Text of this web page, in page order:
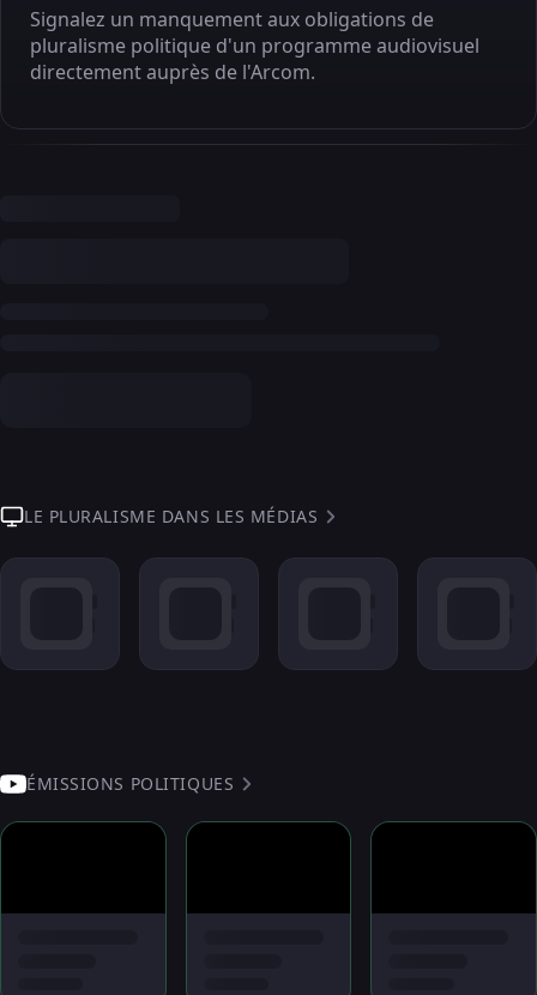
Signalez un manquement aux obligations de
pluralisme politique d'un programme audiovisuel
directement auprès de l'Arcom.
LE PLURALISME DANS LES MÉDIAS
ÉMISSIONS POLITIQUES